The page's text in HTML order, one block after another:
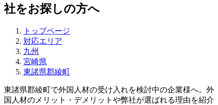
社をお探しの方へ
トップページ
対応エリア
九州
宮崎県
東諸県郡綾町
東諸県郡綾町で外国人材の受け入れを検討中の企業様へ。外
国人材のメリット・デメリットや弊社が選ばれる理由を紹介